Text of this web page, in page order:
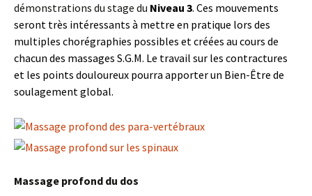
démonstrations du stage du Niveau 3. Ces mouvements
seront très intéressants à mettre en pratique lors des
multiples chorégraphies possibles et créées au cours de
chacun des massages S.G.M. Le travail sur les contractures
et les points douloureux pourra apporter un Bien-Être de
soulagement global.
Massage profond du dos